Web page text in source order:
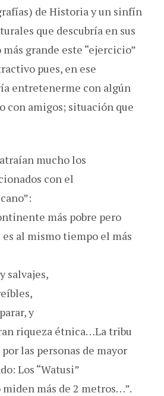
de Historia y un sinfín
que descubría en sus
grande este “ejercicio”
pues, en ese
entretenerme con algún
con amigos; situación que
mucho los
con el
más pobre pero
al mismo tiempo el más
salvajes,
y
riqueza étnica…La tribu
las personas de mayor
Los “Watusi”
más de 2 metros…”.